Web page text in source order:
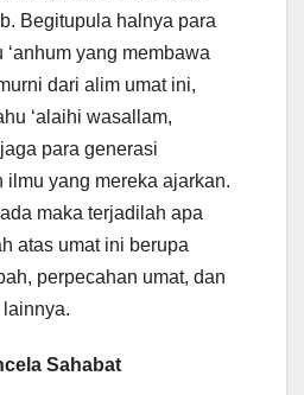
Begitupula halnya para
yang membawa
dari alim umat ini,
‘alaihi wasallam,
para generasi
yang mereka ajarkan.
maka terjadilah apa
atas umat ini berupa
perpecahan umat, dan
Sahabat